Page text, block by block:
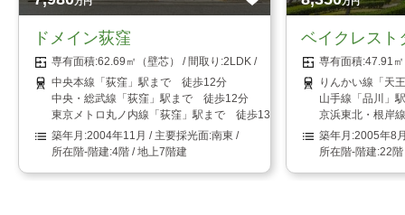
ドメイン荻窪
62.69㎡（壁芯）
2LDK
中央本線「荻窪」駅まで 徒歩12分
中央・総武線「荻窪」駅まで 徒歩12分
東京メトロ丸ノ内線「荻窪」駅まで 徒歩13分
2004年11月
南東
4階 / 地上7階建
ベイクレスト
47.91
りんかい線「天
山手線「品川」
京浜東北・根岸
2005年8
22階